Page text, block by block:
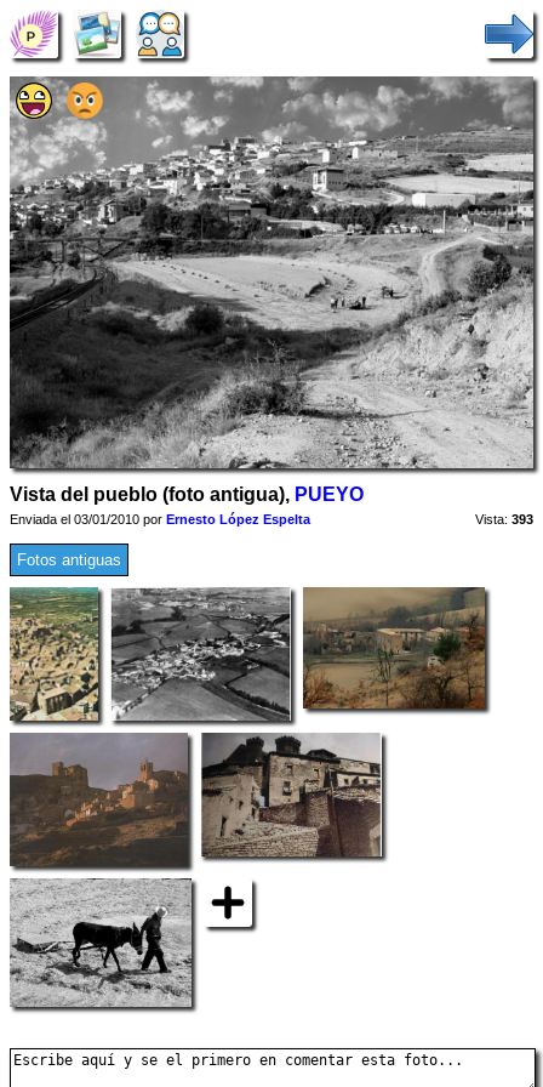
Vista del pueblo (foto antigua), PUEYO
Enviada el 03/01/2010 por Ernesto López Espelta Vista: 393
Fotos antiguas